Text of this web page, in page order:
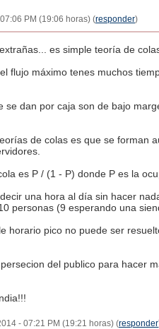
PM (19:06 horas) (responder)
es simple teoría de
flujo máximo tenes muchos
se dan por caja son de bajo
de colas es que se forman
es P / (1 - P) donde P es la
una hora al día sin hacer
personas (9 esperando una
horario pico no puede ser
del publico para hacer
- 07:21 PM (19:21 horas) (responder